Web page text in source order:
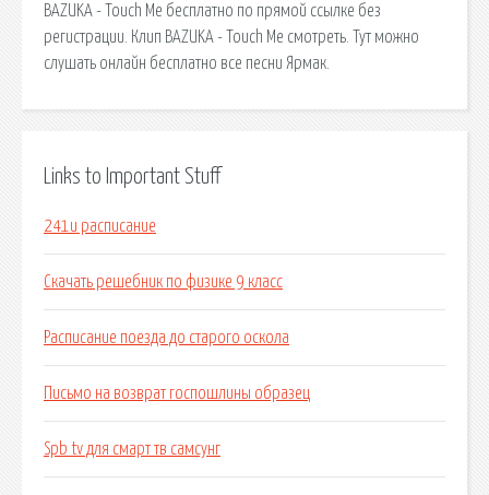
BAZUKA - Touch Me бесплатно по прямой ссылке без
регистрации. Клип BAZUKA - Touch Me смотреть. Тут можно
слушать онлайн бесплатно все песни Ярмак.
Links to Important Stuff
241и расписание
Скачать решебник по физике 9 класс
Расписание поезда до старого оскола
Письмо на возврат госпошлины образец
Spb tv для смарт тв самсунг